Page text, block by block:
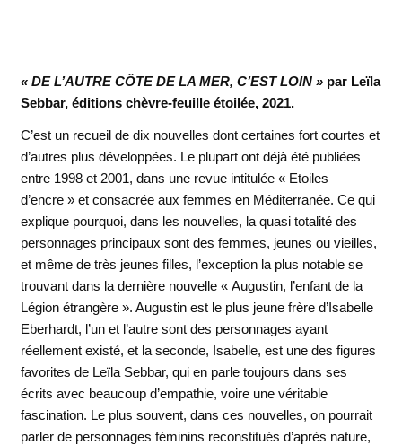
« DE L’AUTRE CÔTE DE LA MER, C’EST LOIN »par Leïla
Sebbar, éditions chèvre-feuille étoilée, 2021.
C’est un recueil de dix nouvelles dont certaines fort courtes et
d’autres plus développées. Le plupart ont déjà été publiées
entre 1998 et 2001, dans une revue intitulée « Etoiles
d’encre » et consacrée aux femmes en Méditerranée. Ce qui
explique pourquoi, dans les nouvelles, la quasi totalité des
personnages principaux sont des femmes, jeunes ou vieilles,
et même de très jeunes filles, l’exception la plus notable se
trouvant dans la dernière nouvelle « Augustin, l’enfant de la
Légion étrangère ». Augustin est le plus jeune frère d’Isabelle
Eberhardt, l’un et l’autre sont des personnages ayant
réellement existé, et la seconde, Isabelle, est une des figures
favorites de Leïla Sebbar, qui en parle toujours dans ses
écrits avec beaucoup d’empathie, voire une véritable
fascination. Le plus souvent, dans ces nouvelles, on pourrait
parler de personnages féminins reconstitués d’après nature,